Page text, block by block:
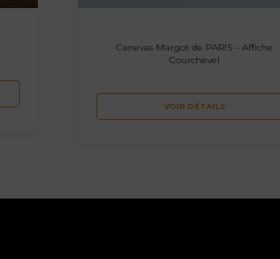
Canevas Margot de PARIS – Affiche
Courchevel
VOIR DÉTAILS